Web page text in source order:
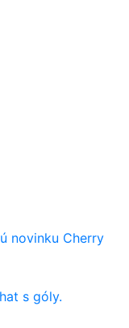
novinku Cherry
s góly.